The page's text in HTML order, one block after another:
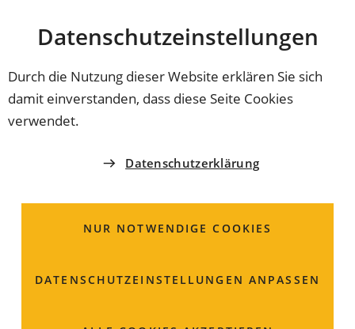
Datenschutz­einstellungen
Durch die Nutzung dieser Website erklären Sie sich
damit einverstanden, dass diese Seite Cookies
verwendet.
Datenschutzerklärung
NUR NOTWENDIGE COOKIES
DATENSCHUTZ­EINSTELLUNGEN ANPASSEN
INHALT ANSPRINGEN
Coburg
EXISTENZGRÜNDUNG UND UNTERNEHMEN
Existenzgründung
Es gibt bestimmte Anforderungen bei der
Sie bestimmte Voraussetzungen oder Genehmigungen.